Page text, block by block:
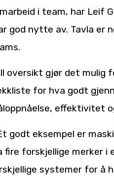
i team, har Leif
god nytte av. Tavla er
oversikt gjør det mulig
for hva godt
effektivitet
godt eksempel er
fire forskjellige merker i
systemer for å